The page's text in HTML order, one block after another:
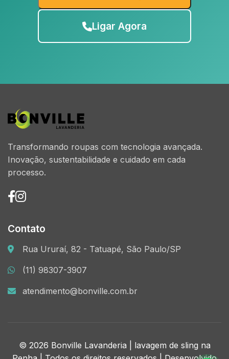
Ligar Agora
Transformando roupas com tecnologia avançada.
Inovação, sustentabilidade e cuidado em cada
processo.
Contato
Rua Ururaí, 82 - Tatuapé, São Paulo/SP
(11) 98307-3907
atendimento@bonville.com.br
© 2026 Bonville Lavanderia | lavagem de sling na